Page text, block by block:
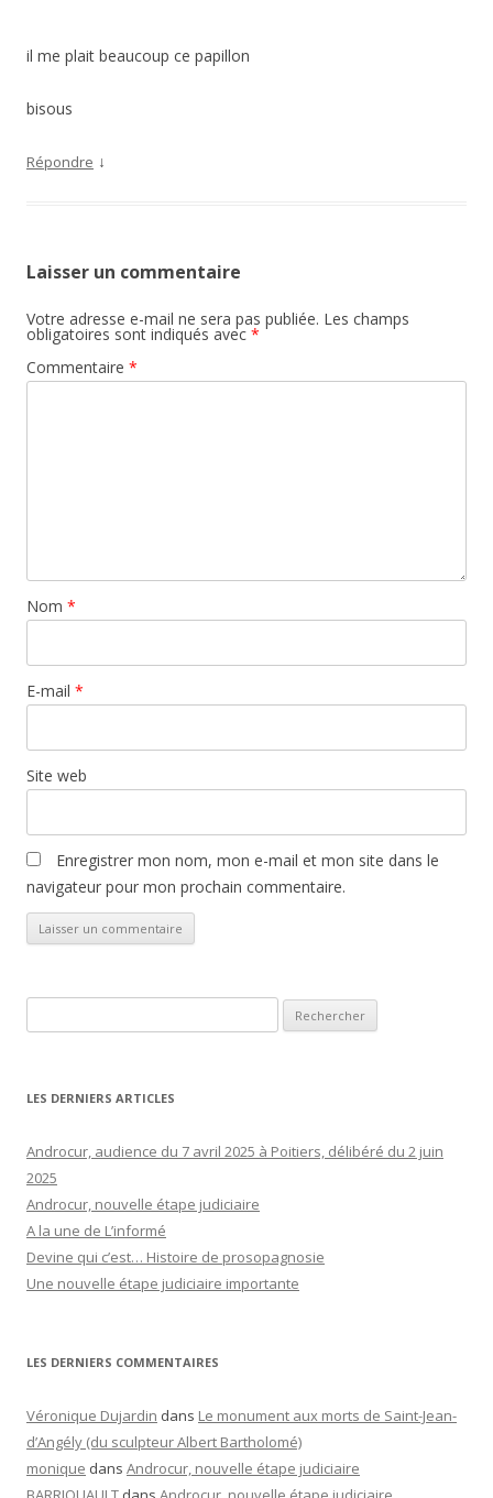
il me plait beaucoup ce papillon
bisous
Répondre ↓
Laisser un commentaire
Votre adresse e-mail ne sera pas publiée. Les champs
obligatoires sont indiqués avec *
Commentaire *
Nom *
E-mail *
Site web
Enregistrer mon nom, mon e-mail et mon site dans le
navigateur pour mon prochain commentaire.
LES DERNIERS ARTICLES
Androcur, audience du 7 avril 2025 à Poitiers, délibéré du 2 juin
2025
Androcur, nouvelle étape judiciaire
A la une de L’informé
Devine qui c’est… Histoire de prosopagnosie
Une nouvelle étape judiciaire importante
LES DERNIERS COMMENTAIRES
Véronique Dujardin dans Le monument aux morts de Saint-Jean-
d’Angély (du sculpteur Albert Bartholomé)
monique dans Androcur, nouvelle étape judiciaire